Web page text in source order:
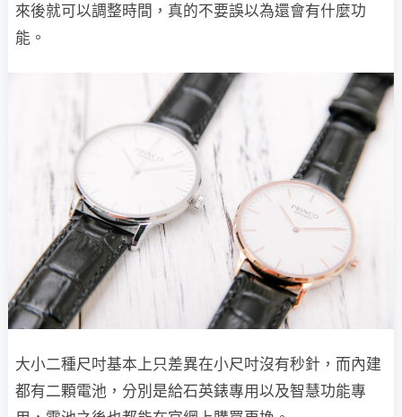
來後就可以調整時間，真的不要誤以為還會有什麼功
能。
大小二種尺吋基本上只差異在小尺吋沒有秒針，而內建
都有二顆電池，分別是給石英錶專用以及智慧功能專